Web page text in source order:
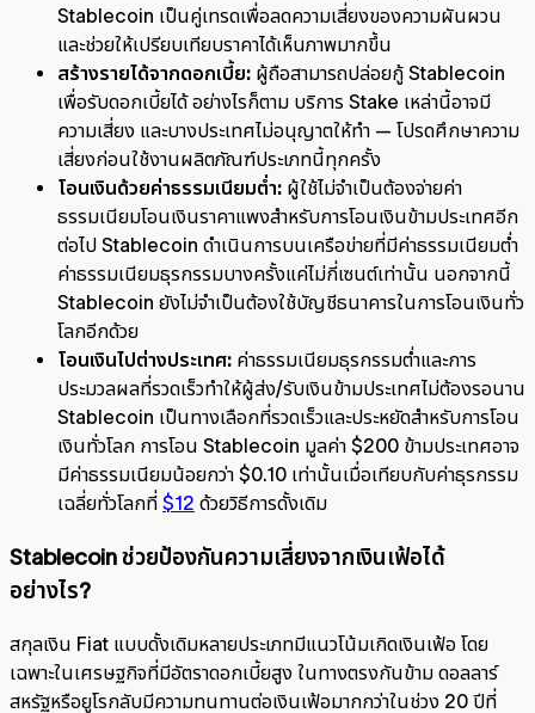
Stablecoin เป็นคู่เทรดเพื่อลดความเสี่ยงของความผันผวน
และช่วยให้เปรียบเทียบราคาได้เห็นภาพมากขึ้น
สร้างรายได้จากดอกเบี้ย: ผู้ถือสามารถปล่อยกู้ Stablecoin
เพื่อรับดอกเบี้ยได้ อย่างไรก็ตาม บริการ Stake เหล่านี้อาจมี
ความเสี่ยง และบางประเทศไม่อนุญาตให้ทำ — โปรดศึกษาความ
เสี่ยงก่อนใช้งานผลิตภัณฑ์ประเภทนี้ทุกครั้ง
โอนเงินด้วยค่าธรรมเนียมต่ำ: ผู้ใช้ไม่จำเป็นต้องจ่ายค่า
ธรรมเนียมโอนเงินราคาแพงสำหรับการโอนเงินข้ามประเทศอีก
ต่อไป Stablecoin ดำเนินการบนเครือข่ายที่มีค่าธรรมเนียมต่ำ
ค่าธรรมเนียมธุรกรรมบางครั้งแค่ไม่กี่เซนต์เท่านั้น นอกจากนี้
Stablecoin ยังไม่จำเป็นต้องใช้บัญชีธนาคารในการโอนเงินทั่ว
โลกอีกด้วย
โอนเงินไปต่างประเทศ: ค่าธรรมเนียมธุรกรรมต่ำและการ
ประมวลผลที่รวดเร็วทำให้ผู้ส่ง/รับเงินข้ามประเทศไม่ต้องรอนาน
Stablecoin เป็นทางเลือกที่รวดเร็วและประหยัดสำหรับการโอน
เงินทั่วโลก การโอน Stablecoin มูลค่า $200 ข้ามประเทศอาจ
มีค่าธรรมเนียมน้อยกว่า $0.10 เท่านั้นเมื่อเทียบกับค่าธุรกรรม
เฉลี่ยทั่วโลกที่ $12 ด้วยวิธีการดั้งเดิม
Stablecoin ช่วยป้องกันความเสี่ยงจากเงินเฟ้อได้
อย่างไร?
สกุลเงิน Fiat แบบดั้งเดิมหลายประเภทมีแนวโน้มเกิดเงินเฟ้อ โดย
เฉพาะในเศรษฐกิจที่มีอัตราดอกเบี้ยสูง ในทางตรงกันข้าม ดอลลาร์
สหรัฐหรือยูโรกลับมีความทนทานต่อเงินเฟ้อมากกว่าในช่วง 20 ปีที่